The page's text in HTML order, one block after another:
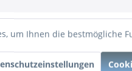
um Ihnen die bestmögliche